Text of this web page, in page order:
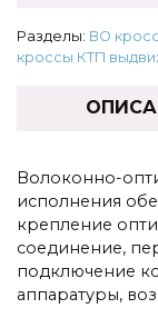
Разделы: ВО
кроссы КТП
Волоконно-
исполнения
крепление
соединение,
подключение
аппаратуры,